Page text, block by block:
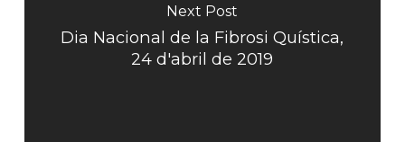
Next Post
Dia Nacional de la Fibrosi Quística,
24 d'abril de 2019